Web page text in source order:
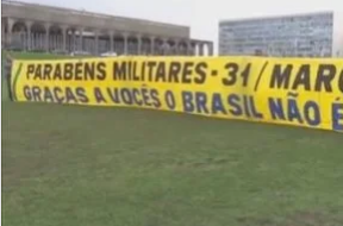
os
e
os
50
Anos